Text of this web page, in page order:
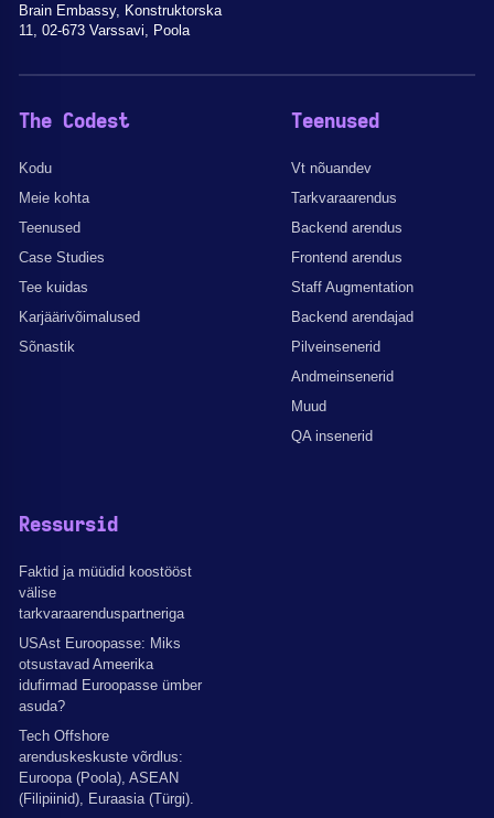
Brain Embassy, Konstruktorska
11, 02-673 Varssavi, Poola
The Codest
Kodu
Meie kohta
Teenused
Case Studies
Tee kuidas
Karjäärivõimalused
Sõnastik
Teenused
Vt nõuandev
Tarkvaraarendus
Backend arendus
Frontend arendus
Staff Augmentation
Backend arendajad
Pilveinsenerid
Andmeinsenerid
Muud
QA insenerid
Ressursid
Faktid ja müüdid koostööst
välise
tarkvaraarenduspartneriga
USAst Euroopasse: Miks
otsustavad Ameerika
idufirmad Euroopasse ümber
asuda?
Tech Offshore
arenduskeskuste võrdlus:
Euroopa (Poola), ASEAN
(Filipiinid), Euraasia (Türgi).